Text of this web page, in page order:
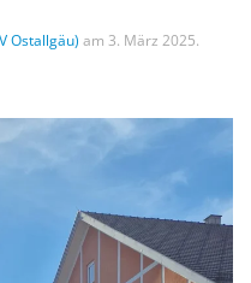
Ostallgäu) am 3. März 2025.